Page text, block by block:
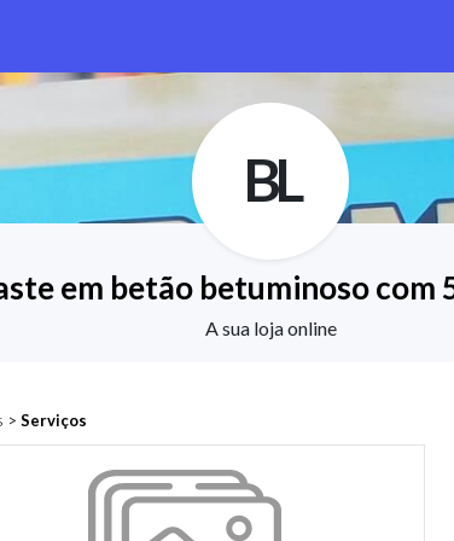
BL
em betão betuminoso
A sua loja online
> Serviços